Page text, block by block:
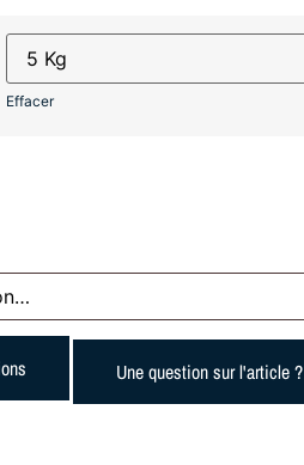
Effacer
Une question sur l'article ?